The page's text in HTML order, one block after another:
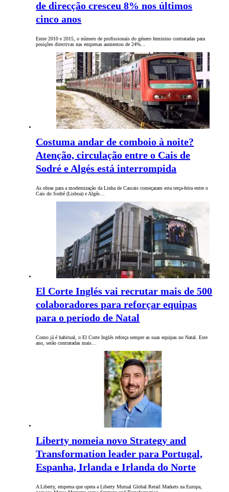
de direcção cresceu 8% nos últimos
cinco anos
Entre 2010 e 2015, o número de profissionais do género feminino contratadas para
posições directivas nas empresas aumentou de 24%…
Costuma andar de comboio à noite?
Atenção, circulação entre o Cais de
Sodré e Algés está interrompida
As obras para a modernização da Linha de Cascais começaram esta terça-feira entre o
Cais do Sodré (Lisboa) e Algés…
El Corte Inglés vai recrutar mais de 500
colaboradores para reforçar equipas
para o período de Natal
Como já é habitual, o El Corte Inglés reforça sempre as suas equipas no Natal. Este
ano, serão contratadas mais…
Liberty nomeia novo Strategy and
Transformation leader para Portugal,
Espanha, Irlanda e Irlanda do Norte
A Liberty, empresa que opera a Liberty Mutual Global Retail Markets na Europa,